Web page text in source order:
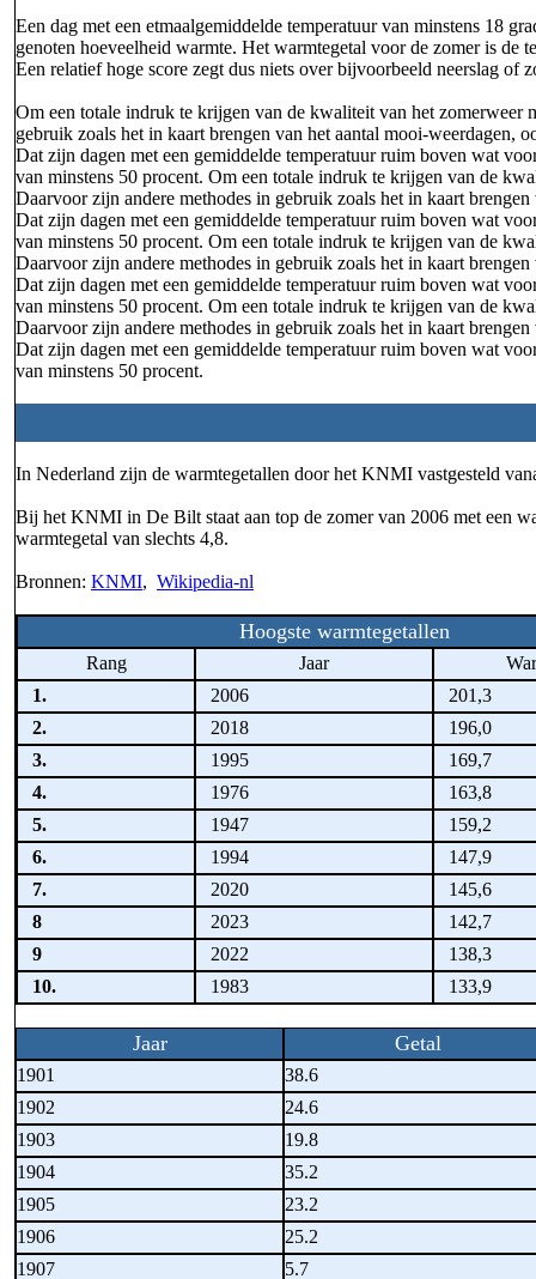
Een dag met een etmaalgemiddelde temperatuur van minstens 18
genoten hoeveelheid warmte. Het warmtegetal voor de zomer is de
Een relatief hoge score zegt dus niets over bijvoorbeeld neerslag of
Om een totale indruk te krijgen van de kwaliteit van het zomerweer
gebruik zoals het in kaart brengen van het aantal mooi-weerdagen,
Dat zijn dagen met een gemiddelde temperatuur ruim boven wat
van minstens 50 procent. Om een totale indruk te krijgen van de
Daarvoor zijn andere methodes in gebruik zoals het in kaart
Dat zijn dagen met een gemiddelde temperatuur ruim boven wat
van minstens 50 procent. Om een totale indruk te krijgen van de
Daarvoor zijn andere methodes in gebruik zoals het in kaart
Dat zijn dagen met een gemiddelde temperatuur ruim boven wat
van minstens 50 procent. Om een totale indruk te krijgen van de
Daarvoor zijn andere methodes in gebruik zoals het in kaart
Dat zijn dagen met een gemiddelde temperatuur ruim boven wat
van minstens 50 procent.
In Nederland zijn de warmtegetallen door het KNMI vastgesteld
Bij het KNMI in De Bilt staat aan top de zomer van 2006 met een
warmtegetal van slechts 4,8.
Bronnen: KNMI, Wikipedia-nl
Hoogste warmtegetallen
Rang Jaar
1.
2006
201,3
2.
2018
196,0
3.
1995
169,7
4.
1976
163,8
5.
1947
159,2
6.
1994
147,9
7.
2020
145,6
8
2023
142,7
9
2022
138,3
10.
1983 133,9
Jaar Getal
1901
38.6
1902
24.6
1903
19.8
1904
35.2
1905
23.2
1906
25.2
1907
5.7